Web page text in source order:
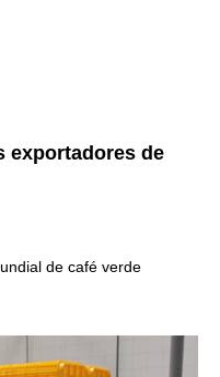
exportadores de
de café verde